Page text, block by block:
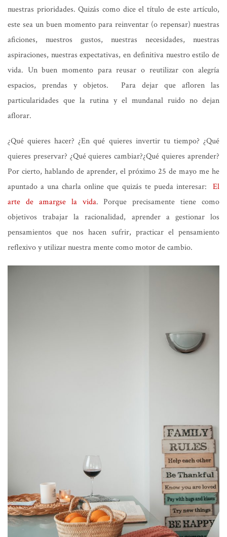
nuestras prioridades. Quizás como dice el título de este artículo,
este sea un buen momento para reinventar (o repensar) nuestras
aficiones, nuestros gustos, nuestras necesidades, nuestras
aspiraciones, nuestras expectativas, en definitiva nuestro estilo de
vida. Un buen momento para reusar o reutilizar con alegría
espacios, prendas y objetos. Para dejar que afloren las
particularidades que la rutina y el mundanal ruido no dejan
aflorar.
¿Qué quieres hacer? ¿En qué quieres invertir tu tiempo? ¿Qué
quieres preservar? ¿Qué quieres cambiar?¿Qué quieres aprender?
Por cierto, hablando de aprender, el próximo 25 de mayo me he
apuntado a una charla online que quizás te pueda interesar: El
arte de amargse la vida. Porque precisamente tiene como
objetivos trabajar la racionalidad, aprender a gestionar los
pensamientos que nos hacen sufrir, practicar el pensamiento
reflexivo y utilizar nuestra mente como motor de cambio.